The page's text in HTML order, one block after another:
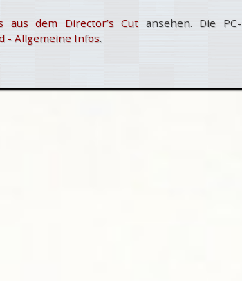
aus dem Director’s Cut ansehen. Die PC-
- Allgemeine Infos.